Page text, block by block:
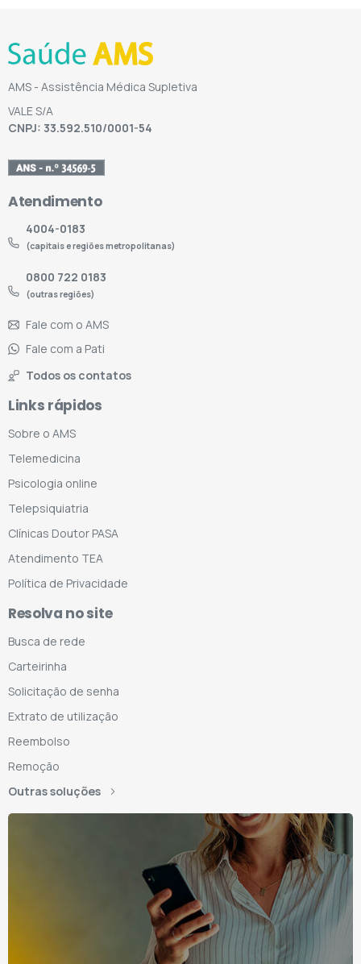
AMS - Assistência Médica Supletiva
VALE S/A
CNPJ: 33.592.510/0001-54
Atendimento
4004-0183
(capitais e regiões metropolitanas)
0800 722 0183
(outras regiões)
Fale com o AMS
Fale com a Pati
Todos os contatos
Links rápidos
Sobre o AMS
Telemedicina
Psicologia online
Telepsiquiatria
Clínicas Doutor PASA
Atendimento TEA
Política de Privacidade
Resolva no site
Busca de rede
Carteirinha
Solicitação de senha
Extrato de utilização
Reembolso
Remoção
Outras soluções